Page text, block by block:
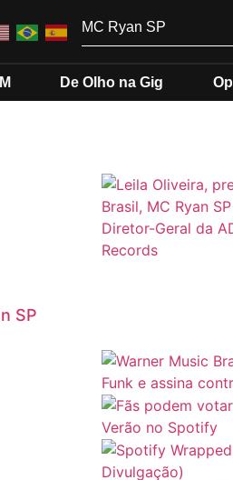
De Olho na Gig
SP